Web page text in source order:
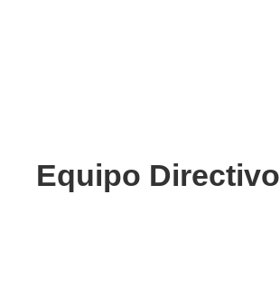
Equipo Directivo